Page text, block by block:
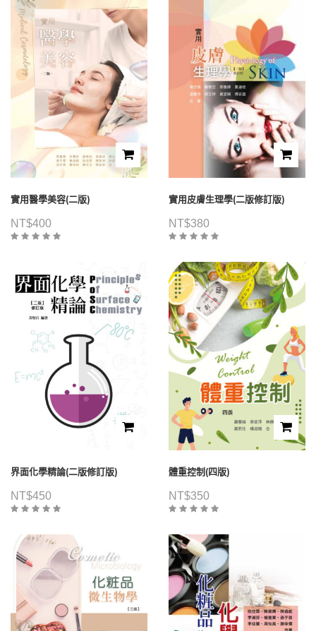
實用醫學美容(二版)
NT$400
實用皮膚生理學(二版修訂版)
NT$380
界面化學精論(二版修訂版)
NT$450
體重控制(四版)
NT$350